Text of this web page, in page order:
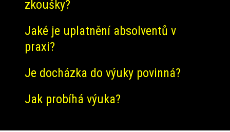
zkoušky?
Jaké je uplatnění absolventů v
praxi?
Je docházka do výuky povinná?
Jak probíhá výuka?